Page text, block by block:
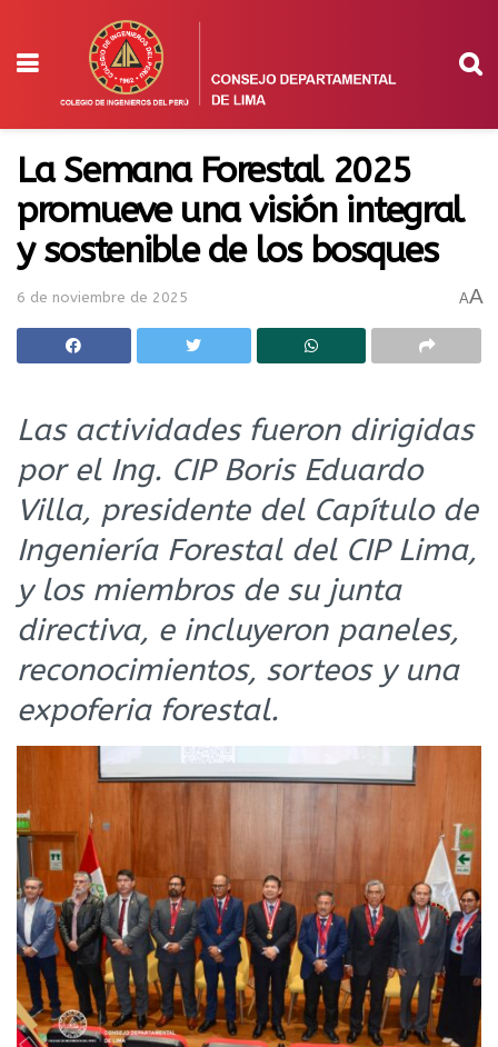
La Semana Forestal 2025
promueve una visión integral
y sostenible de los bosques
6 de noviembre de 2025 AA
Las actividades fueron dirigidas
por el Ing. CIP Boris Eduardo
Villa, presidente del Capítulo de
Ingeniería Forestal del CIP Lima,
y los miembros de su junta
directiva, e incluyeron paneles,
reconocimientos, sorteos y una
expoferia forestal.